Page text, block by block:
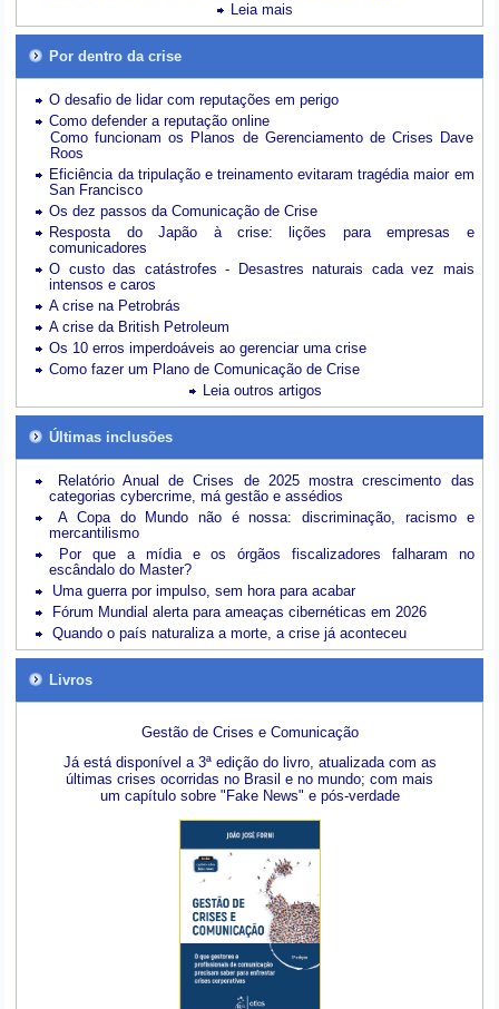
Leia mais
Por dentro da crise
O desafio de lidar com reputações em perigo
Como defender a reputação online
Como funcionam os Planos de Gerenciamento de Crises Dave
Roos
Eficiência da tripulação e treinamento evitaram tragédia maior em
San Francisco
Os dez passos da Comunicação de Crise
Resposta do Japão à crise: lições para empresas e
comunicadores
O custo das catástrofes -
Desastres naturais cada vez mais
intensos e caros
A crise na Petrobrás
A crise da British Petroleum
Os 10 erros imperdoáveis ao gerenciar uma crise
Como fazer um Plano de Comunicação de Crise
Leia outros artigos
Últimas inclusões
Relatório Anual de Crises de 2025 mostra crescimento das
categorias cybercrime, má gestão e assédios
A Copa do Mundo não é nossa: discriminação, racismo e
mercantilismo
Por que a mídia e os órgãos fiscalizadores falharam no
escândalo do Master?
Uma guerra por impulso, sem hora para acabar
Fórum Mundial alerta para ameaças cibernéticas em 2026
Quando o país naturaliza a morte, a crise já aconteceu
Livros
Gestão de Crises e Comunicação
Já está disponível a 3ª edição do livro, atualizada com as
últimas crises ocorridas no Brasil e no mundo; com mais
um capítulo sobre "Fake News" e pós-verdade